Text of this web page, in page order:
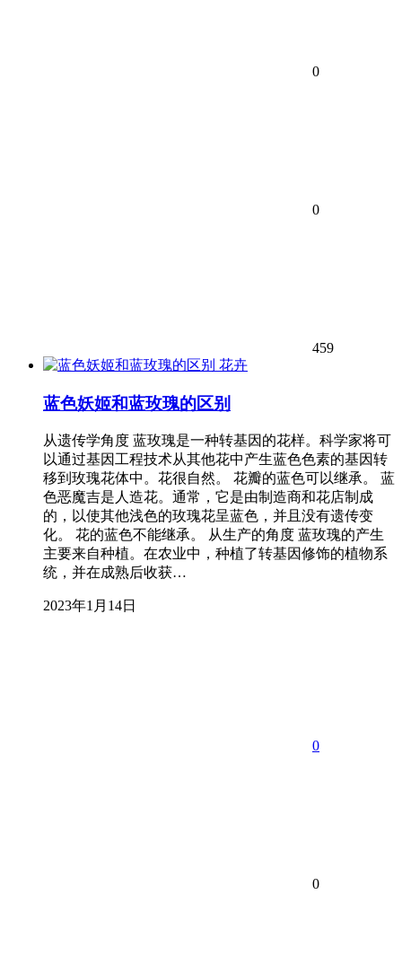
0
0
459
花卉
蓝色妖姬和蓝玫瑰的区别
从遗传学角度 蓝玫瑰是一种转基因的花样。科学家将可
以通过基因工程技术从其他花中产生蓝色色素的基因转
移到玫瑰花体中。花很自然。 花瓣的蓝色可以继承。 蓝
色恶魔吉是人造花。通常，它是由制造商和花店制成
的，以使其他浅色的玫瑰花呈蓝色，并且没有遗传变
化。 花的蓝色不能继承。 从生产的角度 蓝玫瑰的产生
主要来自种植。在农业中，种植了转基因修饰的植物系
统，并在成熟后收获…
2023年1月14日
0
0